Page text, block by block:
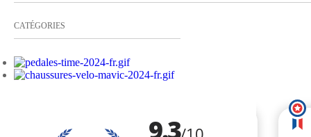
CATÉGORIES